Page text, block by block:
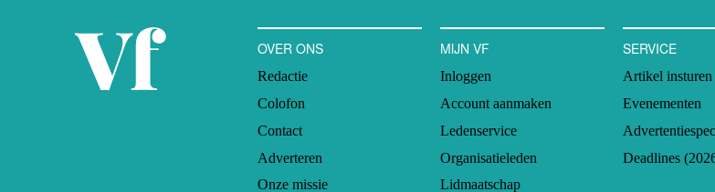
OVER ONS
Redactie
Colofon
Contact
Adverteren
Onze missie
MIJN VF
Inloggen
Account aanmaken
Ledenservice
Organisatieleden
Lidmaatschap
SERVICE
Artikel insturen
Evenementen
Deadlines